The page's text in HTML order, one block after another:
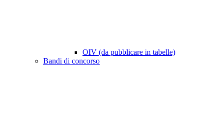
OIV (da pubblicare in tabelle)
Bandi di concorso